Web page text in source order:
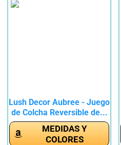
Lush Decor Aubree - Juego
de Colcha Reversible de...
MEDIDAS Y
COLORES